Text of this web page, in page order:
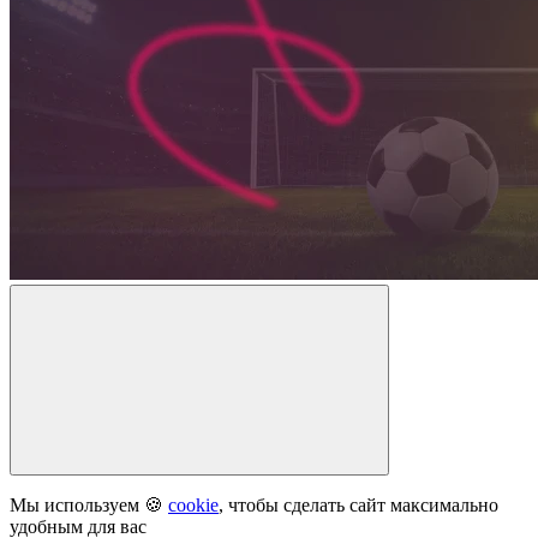
Мы используем 🍪 cookie, чтобы сделать сайт максимально
удобным для вас